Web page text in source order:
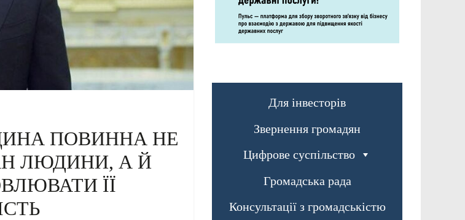
ПОВИННА НЕ
ЛЮДИНИ, А Й
ЇЇ
Для інвесторів
Звернення громадян
Цифрове суспільство
Громадська рада
Консультації з громадськістю